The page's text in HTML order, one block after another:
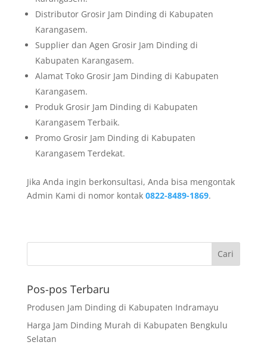
Distributor Grosir Jam Dinding di Kabupaten
Karangasem.
Supplier dan Agen Grosir Jam Dinding di
Kabupaten Karangasem.
Alamat Toko Grosir Jam Dinding di Kabupaten
Karangasem.
Produk Grosir Jam Dinding di Kabupaten
Karangasem Terbaik.
Promo Grosir Jam Dinding di Kabupaten
Karangasem Terdekat.
Jika Anda ingin berkonsultasi, Anda bisa mengontak
Admin Kami di nomor kontak 0822-8489-1869.
Pos-pos Terbaru
Produsen Jam Dinding di Kabupaten Indramayu
Harga Jam Dinding Murah di Kabupaten Bengkulu
Selatan